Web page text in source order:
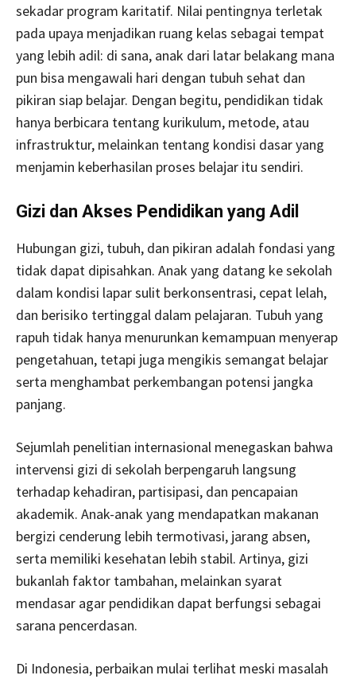
sekadar program karitatif. Nilai pentingnya terletak
pada upaya menjadikan ruang kelas sebagai tempat
yang lebih adil: di sana, anak dari latar belakang mana
pun bisa mengawali hari dengan tubuh sehat dan
pikiran siap belajar. Dengan begitu, pendidikan tidak
hanya berbicara tentang kurikulum, metode, atau
infrastruktur, melainkan tentang kondisi dasar yang
menjamin keberhasilan proses belajar itu sendiri.
Gizi dan Akses Pendidikan yang Adil
Hubungan gizi, tubuh, dan pikiran adalah fondasi yang
tidak dapat dipisahkan. Anak yang datang ke sekolah
dalam kondisi lapar sulit berkonsentrasi, cepat lelah,
dan berisiko tertinggal dalam pelajaran. Tubuh yang
rapuh tidak hanya menurunkan kemampuan menyerap
pengetahuan, tetapi juga mengikis semangat belajar
serta menghambat perkembangan potensi jangka
panjang.
Sejumlah penelitian internasional menegaskan bahwa
intervensi gizi di sekolah berpengaruh langsung
terhadap kehadiran, partisipasi, dan pencapaian
akademik. Anak-anak yang mendapatkan makanan
bergizi cenderung lebih termotivasi, jarang absen,
serta memiliki kesehatan lebih stabil. Artinya, gizi
bukanlah faktor tambahan, melainkan syarat
mendasar agar pendidikan dapat berfungsi sebagai
sarana pencerdasan.
Di Indonesia, perbaikan mulai terlihat meski masalah